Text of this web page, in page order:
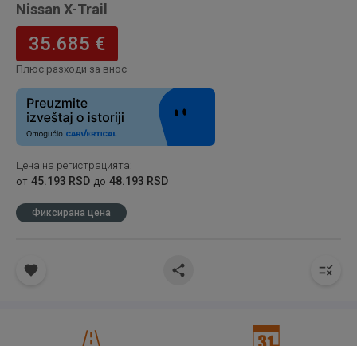
Nissan X-Trail
35.685 €
Плюс разходи за внос
Цена на регистрацията:
от 45.193 RSD до 48.193 RSD
Фиксирана цена